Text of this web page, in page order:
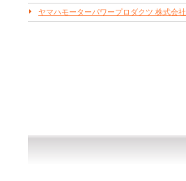
ヤマハモーターパワープロダクツ 株式会社